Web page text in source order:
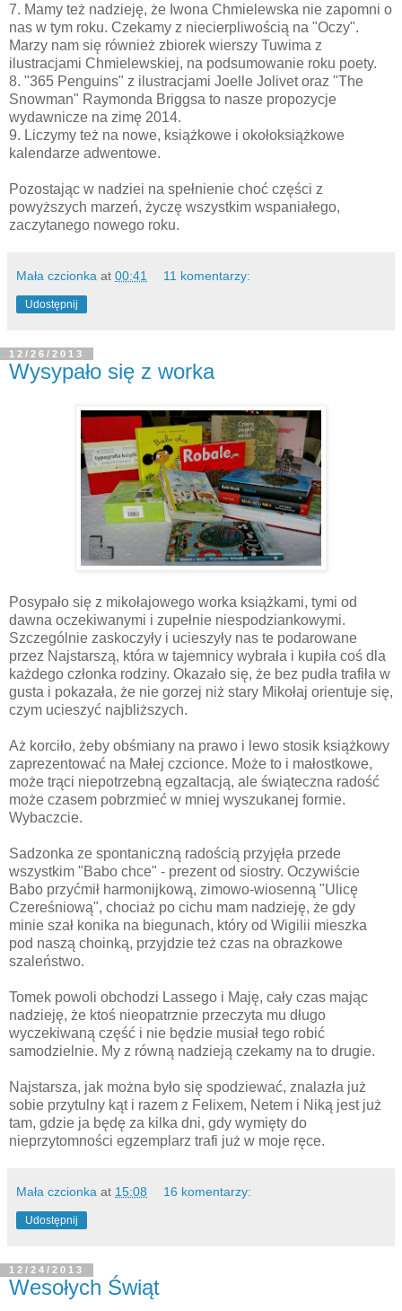
7. Mamy też nadzieję, że Iwona Chmielewska nie zapomni o
nas w tym roku. Czekamy z niecierpliwością na "Oczy".
Marzy nam się również zbiorek wierszy Tuwima z
ilustracjami Chmielewskiej, na podsumowanie roku poety.
8. "365 Penguins" z ilustracjami Joelle Jolivet oraz "The
Snowman" Raymonda Briggsa to nasze propozycje
wydawnicze na zimę 2014.
9. Liczymy też na nowe, książkowe i okołoksiążkowe
kalendarze adwentowe.
Pozostając w nadziei na spełnienie choć części z
powyższych marzeń, życzę wszystkim wspaniałego,
zaczytanego nowego roku.
Mała czcionka at 00:41 11 komentarzy:
Udostępnij
12/26/2013
Wysypało się z worka
Posypało się z mikołajowego worka książkami, tymi od
dawna oczekiwanymi i zupełnie niespodziankowymi.
Szczególnie zaskoczyły i ucieszyły nas te podarowane
przez Najstarszą, która w tajemnicy wybrała i kupiła coś dla
każdego członka rodziny. Okazało się, że bez pudła trafiła w
gusta i pokazała, że nie gorzej niż stary Mikołaj orientuje się,
czym ucieszyć najbliższych.
Aż korciło, żeby obśmiany na prawo i lewo stosik książkowy
zaprezentować na Małej czcionce. Może to i małostkowe,
może trąci niepotrzebną egzaltacją, ale świąteczna radość
może czasem pobrzmieć w mniej wyszukanej formie.
Wybaczcie.
Sadzonka ze spontaniczną radością przyjęła przede
wszystkim "Babo chce" - prezent od siostry. Oczywiście
Babo przyćmił harmonijkową, zimowo-wiosenną "Ulicę
Czereśniową", chociaż po cichu mam nadzieję, że gdy
minie szał konika na biegunach, który od Wigilii mieszka
pod naszą choinką, przyjdzie też czas na obrazkowe
szaleństwo.
Tomek powoli obchodzi Lassego i Maję, cały czas mając
nadzieję, że ktoś nieopatrznie przeczyta mu długo
wyczekiwaną część i nie będzie musiał tego robić
samodzielnie. My z równą nadzieją czekamy na to drugie.
Najstarsza, jak można było się spodziewać, znalazła już
sobie przytulny kąt i razem z Felixem, Netem i Niką jest już
tam, gdzie ja będę za kilka dni, gdy wymięty do
nieprzytomności egzemplarz trafi już w moje ręce.
Mała czcionka at 15:08 16 komentarzy:
Udostępnij
12/24/2013
Wesołych Świąt